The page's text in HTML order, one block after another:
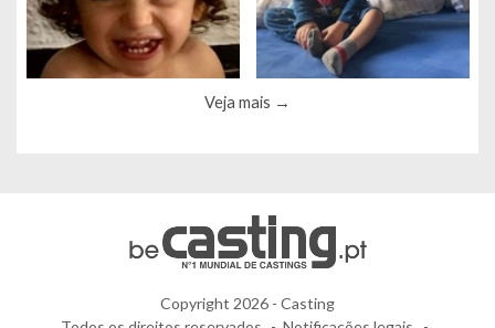
Veja mais
Copyright 2026 - Casting
Gerenciamento de cookies
Cookies obrigatórios
Medição de audiência